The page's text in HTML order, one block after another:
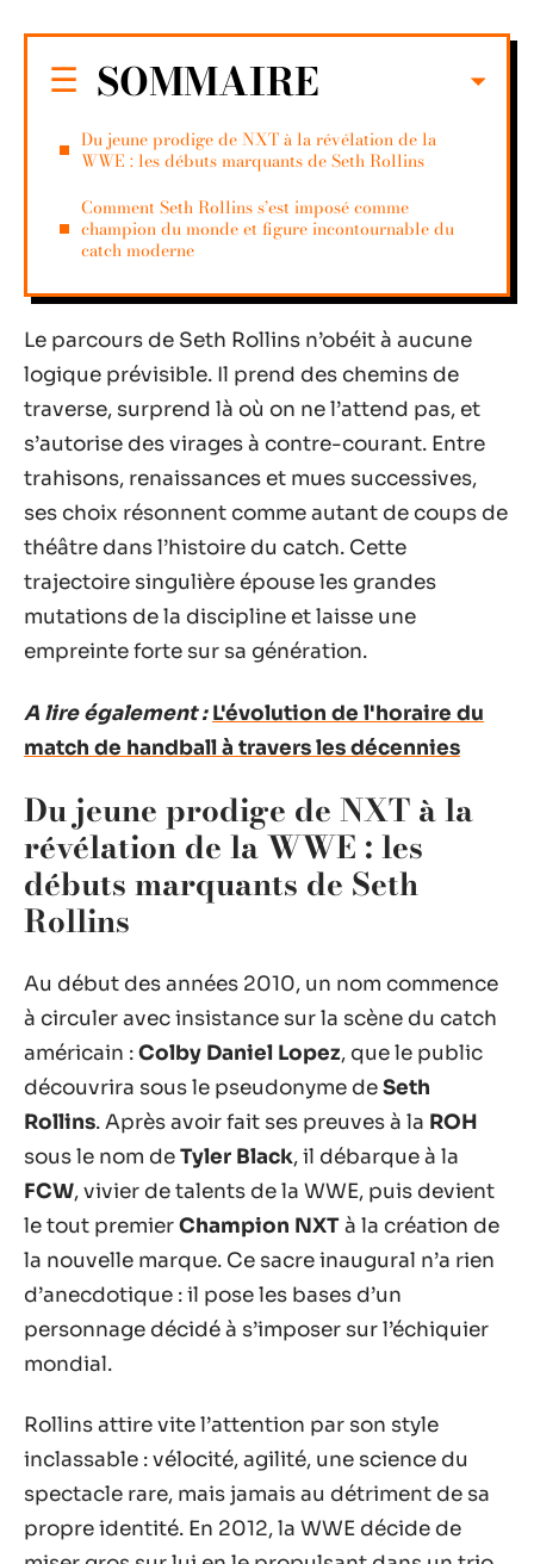
SOMMAIRE
Du jeune prodige de NXT à la révélation de la
WWE : les débuts marquants de Seth Rollins
Comment Seth Rollins s’est imposé comme
champion du monde et figure incontournable du
catch moderne
Le parcours de Seth Rollins n’obéit à aucune
logique prévisible. Il prend des chemins de
traverse, surprend là où on ne l’attend pas, et
s’autorise des virages à contre-courant. Entre
trahisons, renaissances et mues successives,
ses choix résonnent comme autant de coups de
théâtre dans l’histoire du catch. Cette
trajectoire singulière épouse les grandes
mutations de la discipline et laisse une
empreinte forte sur sa génération.
A lire également : L'évolution de l'horaire du
match de handball à travers les décennies
Du jeune prodige de NXT à la
révélation de la WWE : les
débuts marquants de Seth
Rollins
Au début des années 2010, un nom commence
à circuler avec insistance sur la scène du catch
américain :Colby Daniel Lopez, que le public
découvrira sous le pseudonyme deSeth
Rollins. Après avoir fait ses preuves à la ROH
sous le nom deTyler Black, il débarque à la
FCW, vivier de talents de la WWE, puis devient
le tout premierChampion NXTà la création de
la nouvelle marque. Ce sacre inaugural n’a rien
d’anecdotique : il pose les bases d’un
personnage décidé à s’imposer sur l’échiquier
mondial.
Rollins attire vite l’attention par son style
inclassable : vélocité, agilité, une science du
spectacle rare, mais jamais au détriment de sa
propre identité. En 2012, la WWE décide de